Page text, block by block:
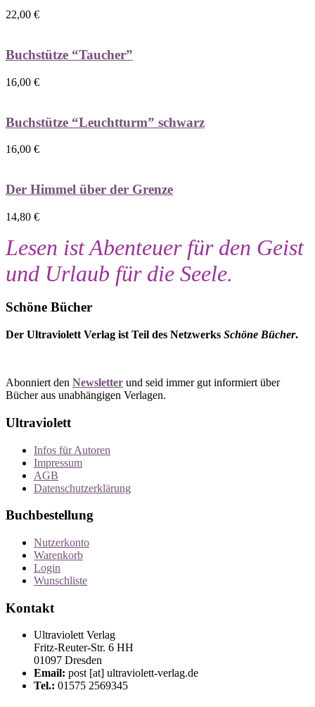
22,00 €
Buchstütze “Taucher”
16,00 €
Buchstütze “Leuchtturm” schwarz
16,00 €
Der Himmel über der Grenze
14,80 €
Lesen ist Abenteuer für den Geist
und Urlaub für die Seele.
Schöne Bücher
Der Ultraviolett Verlag ist Teil des Netzwerks Schöne Bücher.
Abonniert den Newsletter und seid immer gut informiert über
Bücher aus unabhängigen Verlagen.
Ultraviolett
Infos für Autoren
Impressum
AGB
Datenschutzerklärung
Buchbestellung
Nutzerkonto
Warenkorb
Login
Wunschliste
Kontakt
Ultraviolett Verlag
Fritz-Reuter-Str. 6 HH
01097 Dresden
Email: post [at] ultraviolett-verlag.de
Tel.: 01575 2569345